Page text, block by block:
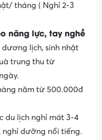
tháng ( Nghỉ 2-3
năng lực, tay nghề
lịch, sinh nhật
trung thu từ
năm từ 500.000đ
du lịch nghỉ mát 3-4
nghỉ dưỡng nổi tiếng.